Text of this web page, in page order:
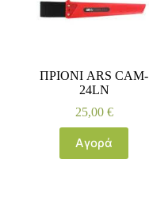
ΠΡΙΟΝΙ ARS CAM-
24LN
25,00 €
Αγορά